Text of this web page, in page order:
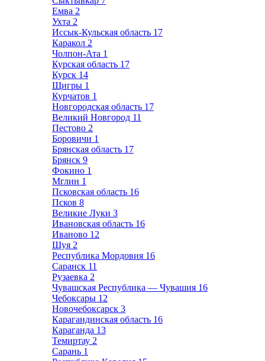
Емва 2
Ухта 2
Иссык-Кульская область 17
Каракол 2
Чолпон-Ата 1
Курская область 17
Курск 14
Щигры 1
Курчатов 1
Новгородская область 17
Великий Новгород 11
Пестово 2
Боровичи 1
Брянская область 17
Брянск 9
Фокино 1
Мглин 1
Псковская область 16
Псков 8
Великие Луки 3
Ивановская область 16
Иваново 12
Шуя 2
Республика Мордовия 16
Саранск 11
Рузаевка 2
Чувашская Республика — Чувашия 16
Чебоксары 12
Новочебоксарск 3
Карагандинская область 16
Караганда 13
Темиртау 2
Сарань 1